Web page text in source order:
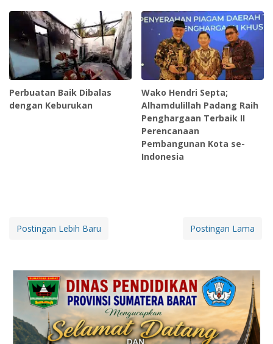
Perbuatan Baik Dibalas
dengan Keburukan
Wako Hendri Septa;
Alhamdulillah Padang Raih
Penghargaan Terbaik II
Perencanaan
Pembangunan Kota se-
Indonesia
Postingan Lebih Baru Postingan Lama